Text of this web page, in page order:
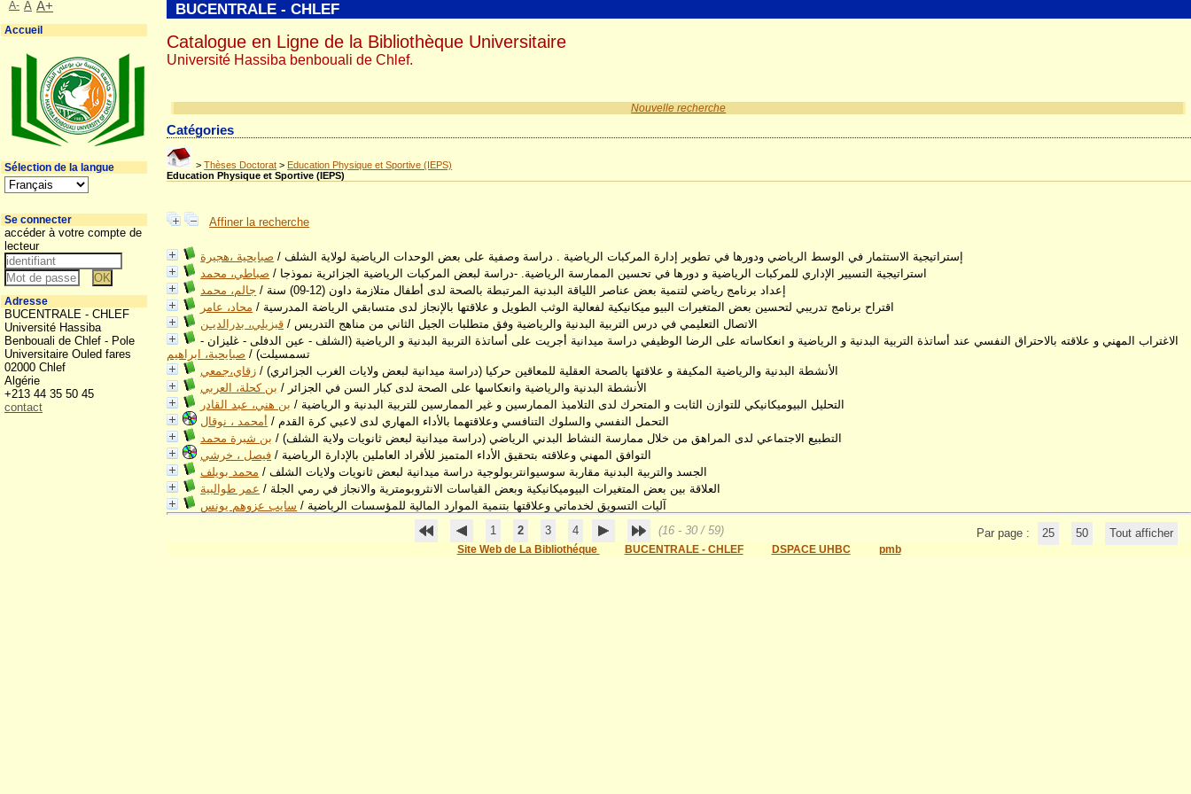
Nouvelle recherche
Catégories
>Thèses Doctorat > Education Physique et Sportive (IEPS)
Education Physique et Sportive (IEPS)
Affiner la recherche
إستراتيجية الاستثمار في الوسط الرياضي ودورها في تطوير إدارة المركبات الرياضية . دراسة وصفية على بعض الوحدات الرياضية لولاية الشلف/ صبايحية ،هجيرة
استراتيجية التسيير الإداري للمركبات الرياضية و دورها في تحسين الممارسة الرياضية. -دراسة لبعض المركبات الرياضية الجزائرية نموذجا / صباطي، محمد
إعداد برنامج رياضي لتنمية بعض عناصر اللياقة البدنية المرتبطة بالصحة لدى أطفال متلازمة داون (12-09) سنة
/ جالم، محمد
اقتراح برنامج تدريبي لتحسين بعض المتغيرات البيو ميكانيكية لفعالية الوثب الطويل و علاقتها بالإنجاز لدى متسابقي الرياضة المدرسية / محاد، عامر
الاتصال التعليمي في درس التربية البدنية والرياضية وفق متطلبات الجيل الثاني من مناهج التدريس / قبزيلي، بدرالديـن
الاغتراب المهني و علاقته بالاحتراق النفسي عند أساتذة التربية البدنية و الرياضية و انعكاساته على الرضا الوظيفي دراسة ميدانية أجريت على أساتذة التربية البدنية و الرياضية (الشلف - عين الدفلى - غليزان -
تسمسيلت)/ صبايحية، ابراهيم
الأنشطة البدنية والرياضية المكيفة و علاقتها بالصحة العقلية للمعاقين حركيا (دراسة ميدانية لبعض ولايات الغرب الجزائري)/ زقاي،جمعي
الأنشطة البدنية والرياضية وانعكاسها على الصحة لدى كبار السن في الجزائر / بن كحلة، العربي
التحليل البيوميكانيكي للتوازن الثابت و المتحرك لدى التلاميذ الممارسين و غير الممارسين للتربية البدنية و الرياضية / بن هني، عبد القادر
التحمل النفسي والسلوك التنافسي وعلاقتهما بالأداء المهاري لدى لاعبي كرة القدم / أمحمد ، نوقال
التطبيع الاجتماعي لدى المراهق من خلال ممارسة النشاط البدني الرياضي (دراسة ميدانية لبعض ثانويات ولاية الشلف)/ بن شبرة محمد
التوافق المهني وعلاقته بتحقيق الأداء المتميز للأفراد العاملين بالإدارة الرياضية / فيصل ، خرشي
الجسد والتربية البدنية مقاربة سوسيوانتربولوجية دراسة ميدانية لبعض ثانويات ولايات الشلف/ محمد بويلف
العلاقة بين بعض المتغيرات البيوميكانيكية وبعض القياسات الانثروبومترية والانجاز في رمي الجلة / عمر طوالبية
آليات التسويق لخدماتي وعلاقتها بتنمية الموارد المالية للمؤسسات الرياضية / سايب عزوهم يونس
1
2 3 4 (16 - 30 / 59) Par page : 25 50 Tout afficher
Site Web de La Bibliothéque BUCENTRALE - CHLEF DSPACE UHBC pmb
BUCENTRALE - CHLEF
Catalogue en Ligne de la Bibliothèque Universitaire
Université Hassiba benbouali de Chlef.
A- A A+
Accueil
Sélection de la langue
Se connecter
accéder à votre compte de
lecteur
Adresse
BUCENTRALE - CHLEF
Université Hassiba
Benbouali de Chlef - Pole
Universitaire Ouled fares
02000 Chlef
Algérie
+213 44 35 50 45
contact